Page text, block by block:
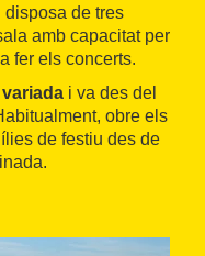
disposa de tres
amb capacitat per
fer els concerts.
i va des del
obre els
de festiu des de